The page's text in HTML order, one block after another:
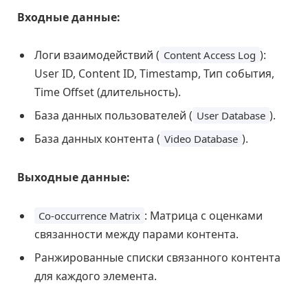
Входные данные:
Логи взаимодействий ( Content Access Log ):
User ID, Content ID, Timestamp, Тип события,
Time Offset (длительность).
База данных пользователей ( User Database ).
База данных контента ( Video Database ).
Выходные данные:
Co-occurrence Matrix : Матрица с оценками
связанности между парами контента.
Ранжированные списки связанного контента
для каждого элемента.